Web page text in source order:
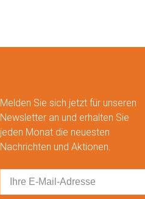
Melden Sie sich jetzt für unseren
Newsletter an und erhalten Sie
jeden Monat die neuesten
Nachrichten und Aktionen.